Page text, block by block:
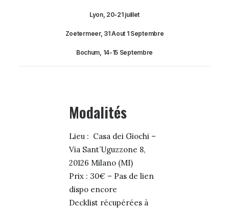
Lyon, 20-21 juillet
Zoetermeer, 31 Aout 1 Septembre
Bochum, 14-15 Septembre
Modalités
Lieu : Casa dei Giochi –
Via Sant’Uguzzone 8,
20126 Milano (MI)
Prix : 30€ – Pas de lien
dispo encore
Decklist récupérées à